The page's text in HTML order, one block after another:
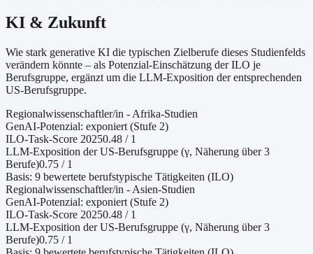
KI & Zukunft
Wie stark generative KI die typischen Zielberufe dieses Studienfelds
verändern könnte – als Potenzial-Einschätzung der ILO je
Berufsgruppe, ergänzt um die LLM-Exposition der entsprechenden
US-Berufsgruppe.
Regionalwissenschaftler/in - Afrika-Studien
GenAI-Potenzial: exponiert (Stufe 2)
ILO-Task-Score 20250.48 / 1
LLM-Exposition der US-Berufsgruppe (γ, Näherung über 3
Berufe)0.75 / 1
Basis: 9 bewertete berufstypische Tätigkeiten (ILO)
Regionalwissenschaftler/in - Asien-Studien
GenAI-Potenzial: exponiert (Stufe 2)
ILO-Task-Score 20250.48 / 1
LLM-Exposition der US-Berufsgruppe (γ, Näherung über 3
Berufe)0.75 / 1